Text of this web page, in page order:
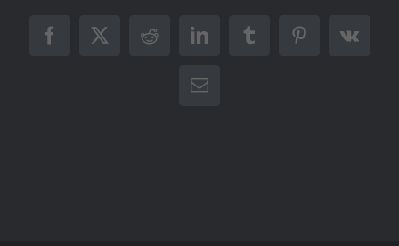
Facebook
X RedditLinkedInTumblrPinterest
Vk
Correo